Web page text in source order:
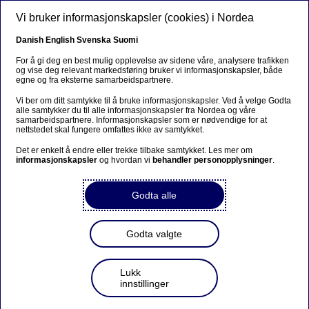
NO
Beklager...
Siden findes desværre ikke på dansk
Bliv på siden
dansk
Gründervirksomhet
Risikostyring: De 12 vanligste
risikoene alle bedriftseiere bør
Vi bruker informasjonskapsler (cookies) i Nordea
Danish English Svenska Suomi
For å gi deg en best mulig opplevelse av sidene våre, analysere trafikken
og vise deg relevant markedsføring bruker vi informasjonskapsler, både
egne og fra eksterne samarbeidspartnere.
Vi ber om ditt samtykke til å bruke informasjonskapsler. Ved å velge Godta
alle samtykker du til alle informasjonskapsler fra Nordea og våre
samarbeidspartnere. Informasjonskapsler som er nødvendige for at
nettstedet skal fungere omfattes ikke av samtykket.
Det er enkelt å endre eller trekke tilbake samtykket. Les mer om
informasjonskapsler og hvordan vi behandler personopplysninger.
Godta alle
Godta valgte
Lukk
innstillinger